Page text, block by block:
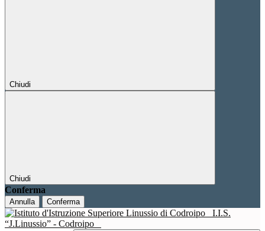
Chiudi
Chiudi
Conferma
Annulla Conferma
I.I.S.
“J.Linussio” - Codroipo